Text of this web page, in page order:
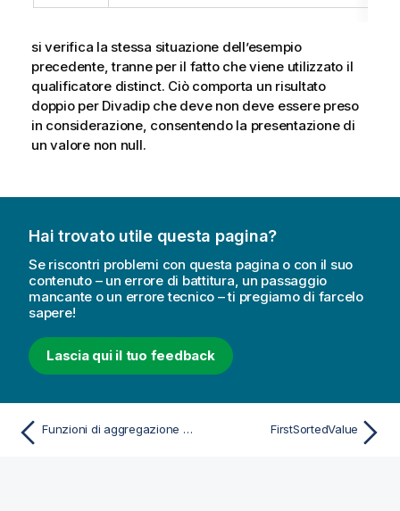
si verifica la stessa situazione dell’esempio
precedente, tranne per il fatto che viene utilizzato il
qualificatore distinct. Ciò comporta un risultato
doppio per Divadipche deve non deve essere preso
in considerazione, consentendo la presentazione di
un valore non null.
Hai trovato utile questa pagina?
Se riscontri problemi con questa pagina o con il suo
contenuto – un errore di battitura, un passaggio
mancante o un errore tecnico – ti pregiamo di farcelo
sapere!
Lascia qui il tuo feedback
Funzioni di aggregazione di base FirstSortedValue